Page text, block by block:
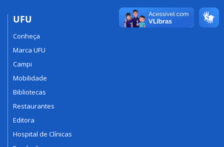
UFU
Conheça
Marca UFU
Campi
Mobilidade
Bibliotecas
Restaurantes
Editora
Hospital de Clínicas